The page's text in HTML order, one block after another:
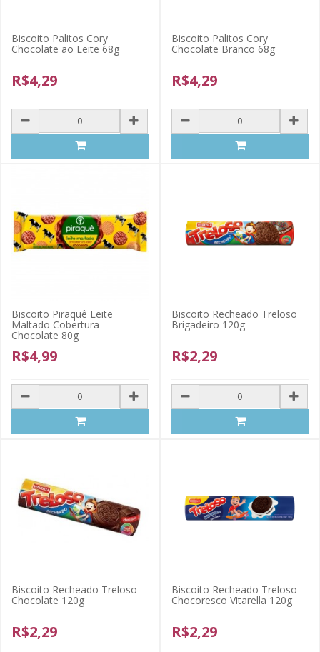
Biscoito Palitos Cory
Chocolate ao Leite 68g
R$4,29
Biscoito Palitos Cory
Chocolate Branco 68g
R$4,29
Biscoito Piraquê Leite
Maltado Cobertura
Chocolate 80g
R$4,99
Biscoito Recheado Treloso
Brigadeiro 120g
R$2,29
Biscoito Recheado Treloso
Chocolate 120g
R$2,29
Biscoito Recheado Treloso
Chocoresco Vitarella 120g
R$2,29